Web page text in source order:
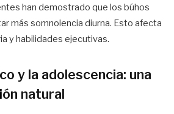
han demostrado que los búhos
más somnolencia diurna. Esto afecta
y habilidades ejecutivas.
y la adolescencia: una
natural